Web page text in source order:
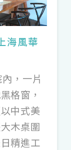
，化為鮮
說圖騰蘊
巾之鄉，
棉或嫘縈
浴巾，也
的小手
海風華
，一片
格窗，
中式美
木桌圍
精進工